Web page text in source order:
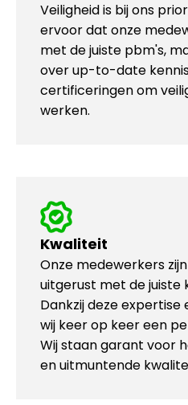
Veiligheid is bij ons
ervoor dat onze
met de juiste pbm's,
over up-to-date
certificeringen om
werken.
Kwaliteit
Onze medewerkers
uitgerust met de juiste
Dankzij deze
wij keer op keer een
Wij staan garant voor
en uitmuntende